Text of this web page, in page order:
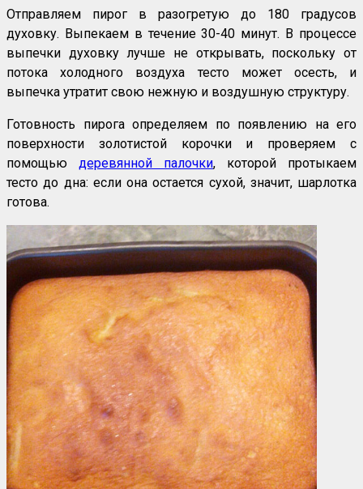
Отправляем пирог в разогретую до 180 градусов
духовку. Выпекаем в течение 30-40 минут. В процессе
выпечки духовку лучше не открывать, поскольку от
потока холодного воздуха тесто может осесть, и
выпечка утратит свою нежную и воздушную структуру.
Готовность пирога определяем по появлению на его
поверхности золотистой корочки и проверяем с
помощью деревянной палочки, которой протыкаем
тесто до дна: если она остается сухой, значит, шарлотка
готова.